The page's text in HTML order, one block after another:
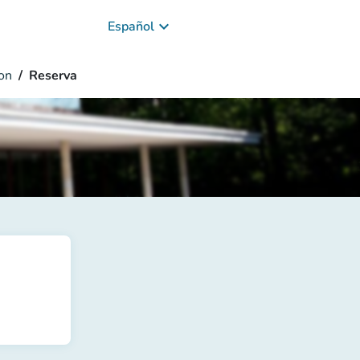
Español keyboard_arrow_down
Reserva